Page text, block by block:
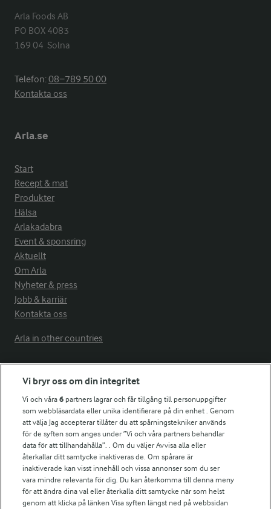
Arla Foods AB
PO BOX 4083
169 04  Solna
Telefon:08−789 50 00
Kontakta oss
Arla.se
Start
Recept & mat
Produkter
Hälsa
Arlakadabra
Event & sponsring
Aktuellt
Om Arla
Nyheter & press
Jobb & karriär
Kontakta oss
Arla in other countries
Fler Arlasajter
För ägare
Arlas kundportal
Arla.com
Falbygdens Ost
Arla webbshop
Bildbank
Vi bryr oss om din integritet
Vi och våra6 partners lagrar och får tillgång till personuppgifter
som webbläsardata eller unika identifierare på din enhet . Genom
att välja Jag accepterar tillåter du att spårningstekniker används
för de syften som anges under ”Vi och våra partners behandlar
data för att tillhandahålla”. . Om du väljer Avvisa alla eller
återkallar ditt samtycke inaktiveras de. Om spårare är
inaktiverade kan visst innehåll och vissa annonser som du ser
vara mindre relevanta för dig. Du kan återkomma till denna meny
för att ändra dina val eller återkalla ditt samtycke när som helst
genom att klicka på länken Visa syften längst ned på webbsidan